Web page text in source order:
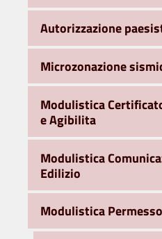
Autorizzazione
Microzonazione
Modulistica
e Agibilita
Modulistica
Edilizio
Modulistica